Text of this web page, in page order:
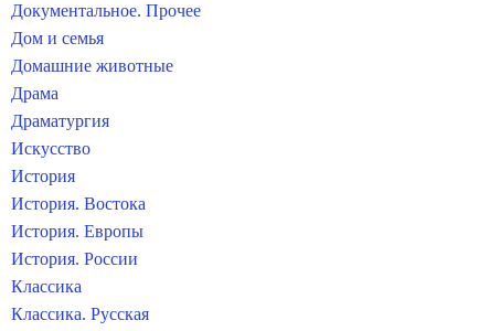
Документальное. Прочее
Дом и семья
Домашние животные
Драма
Драматургия
Искусство
История
История. Востока
История. Европы
История. России
Классика
Классика. Русская